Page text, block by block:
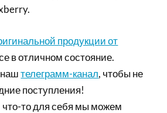
продукции от
в отличном состояние.
наштелеграмм-канал, чтобы не
поступления!
то для себя мы можем